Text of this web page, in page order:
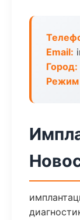
Email:
Город:
Режим